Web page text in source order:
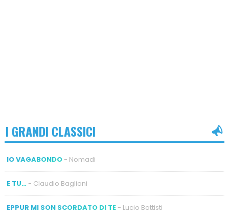
I GRANDI CLASSICI
IO VAGABONDO- Nomadi
E TU…- Claudio Baglioni
EPPUR MI SON SCORDATO DI TE- Lucio Battisti